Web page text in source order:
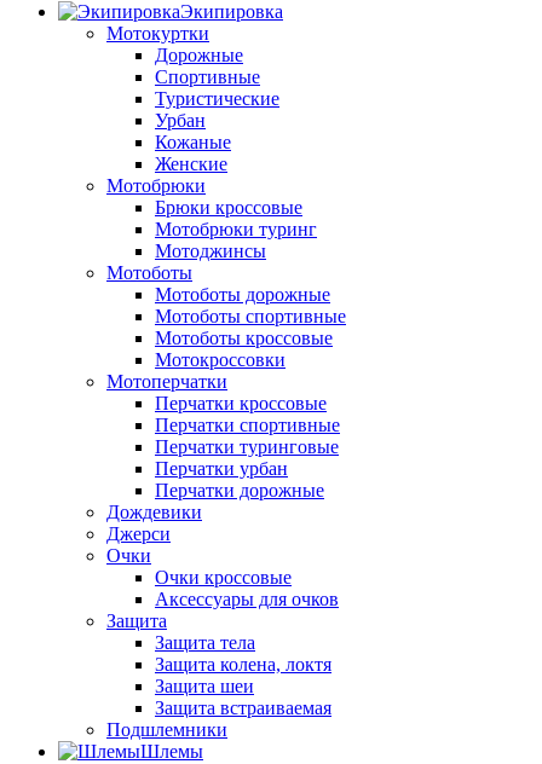
Экипировка
Мотокуртки
Дорожные
Спортивные
Туристические
Урбан
Кожаные
Женские
Мотобрюки
Брюки кроссовые
Мотобрюки туринг
Мотоджинсы
Мотоботы
Мотоботы дорожные
Мотоботы спортивные
Мотоботы кроссовые
Мотокроссовки
Мотоперчатки
Перчатки кроссовые
Перчатки спортивные
Перчатки туринговые
Перчатки урбан
Перчатки дорожные
Дождевики
Джерси
Очки
Очки кроссовые
Аксессуары для очков
Защита
Защита тела
Защита колена, локтя
Защита шеи
Защита встраиваемая
Подшлемники
Шлемы